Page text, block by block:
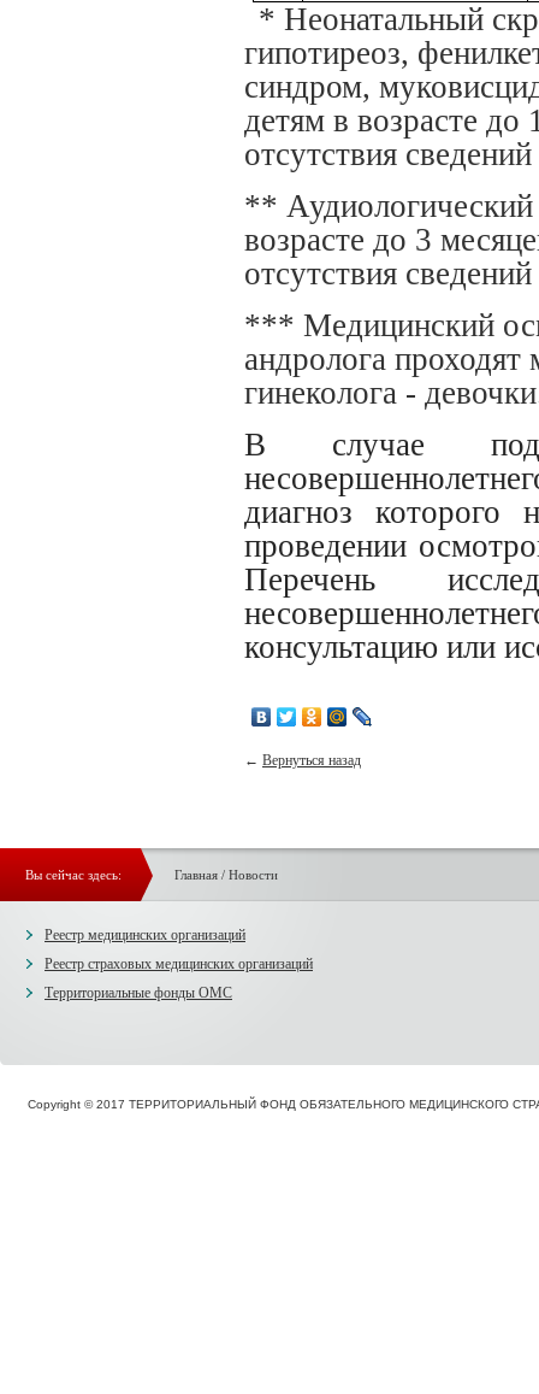
* Неонатальный
гипотиреоз,
синдром,
детям в возрасте до
отсутствия
** Аудиологический
возрасте до 3
отсутствия
*** Медицинский
андролога
гинеколога -
В случае
диагноз которого
проведении
Перечень
консультацию или
← Вернуться назад
Вы сейчас здесь: Главная/ Новости
Реестр медицинских организаций
Реестр страховых медицинских организаций
Территориальные фонды ОМС
Copyright © 2017 ТЕРРИТОРИАЛЬНЫЙ ФОНД ОБЯЗАТЕЛЬНОГО МЕДИЦИНСКОГО